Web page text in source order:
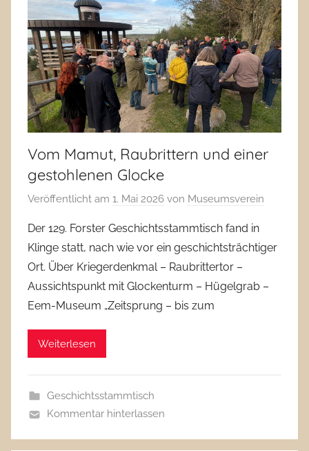
Vom Mamut, Raubrittern und einer
gestohlenen Glocke
Veröffentlicht am 1. Mai 2026 von Museumsverein
Der 129. Forster Geschichtsstammtisch fand in
Klinge statt, nach wie vor ein geschichtsträchtiger
Ort. Über Kriegerdenkmal – Raubrittertor –
Aussichtspunkt mit Glockenturm – Hügelgrab –
Eem-Museum „Zeitsprung – bis zum
Weiterlesen
Geschichtsstammtisch
Kommentar hinterlassen